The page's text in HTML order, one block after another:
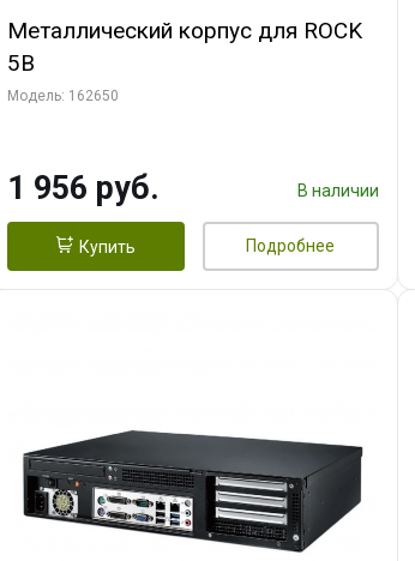
Металлический корпус для ROCK
5B
Модель: 162650
1 956 руб. В наличии
Купить Подробнее